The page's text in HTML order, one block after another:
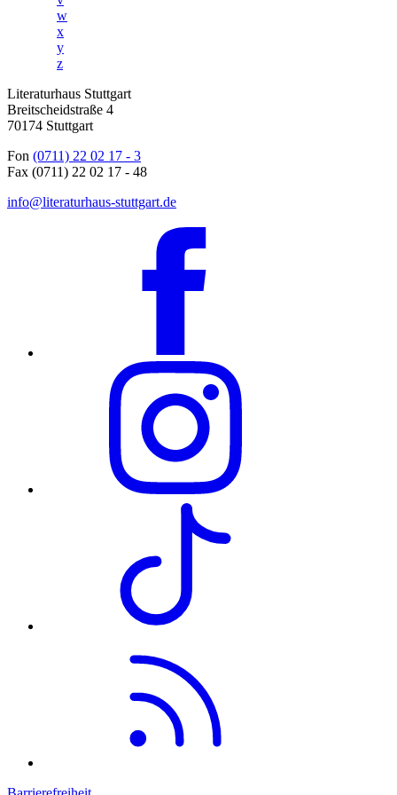
w
x
y
z
Literaturhaus Stuttgart
Breitscheidstraße 4
70174 Stuttgart
Fon (0711) 22 02 17 - 3
Fax (0711) 22 02 17 - 48
info@literaturhaus-stuttgart.de